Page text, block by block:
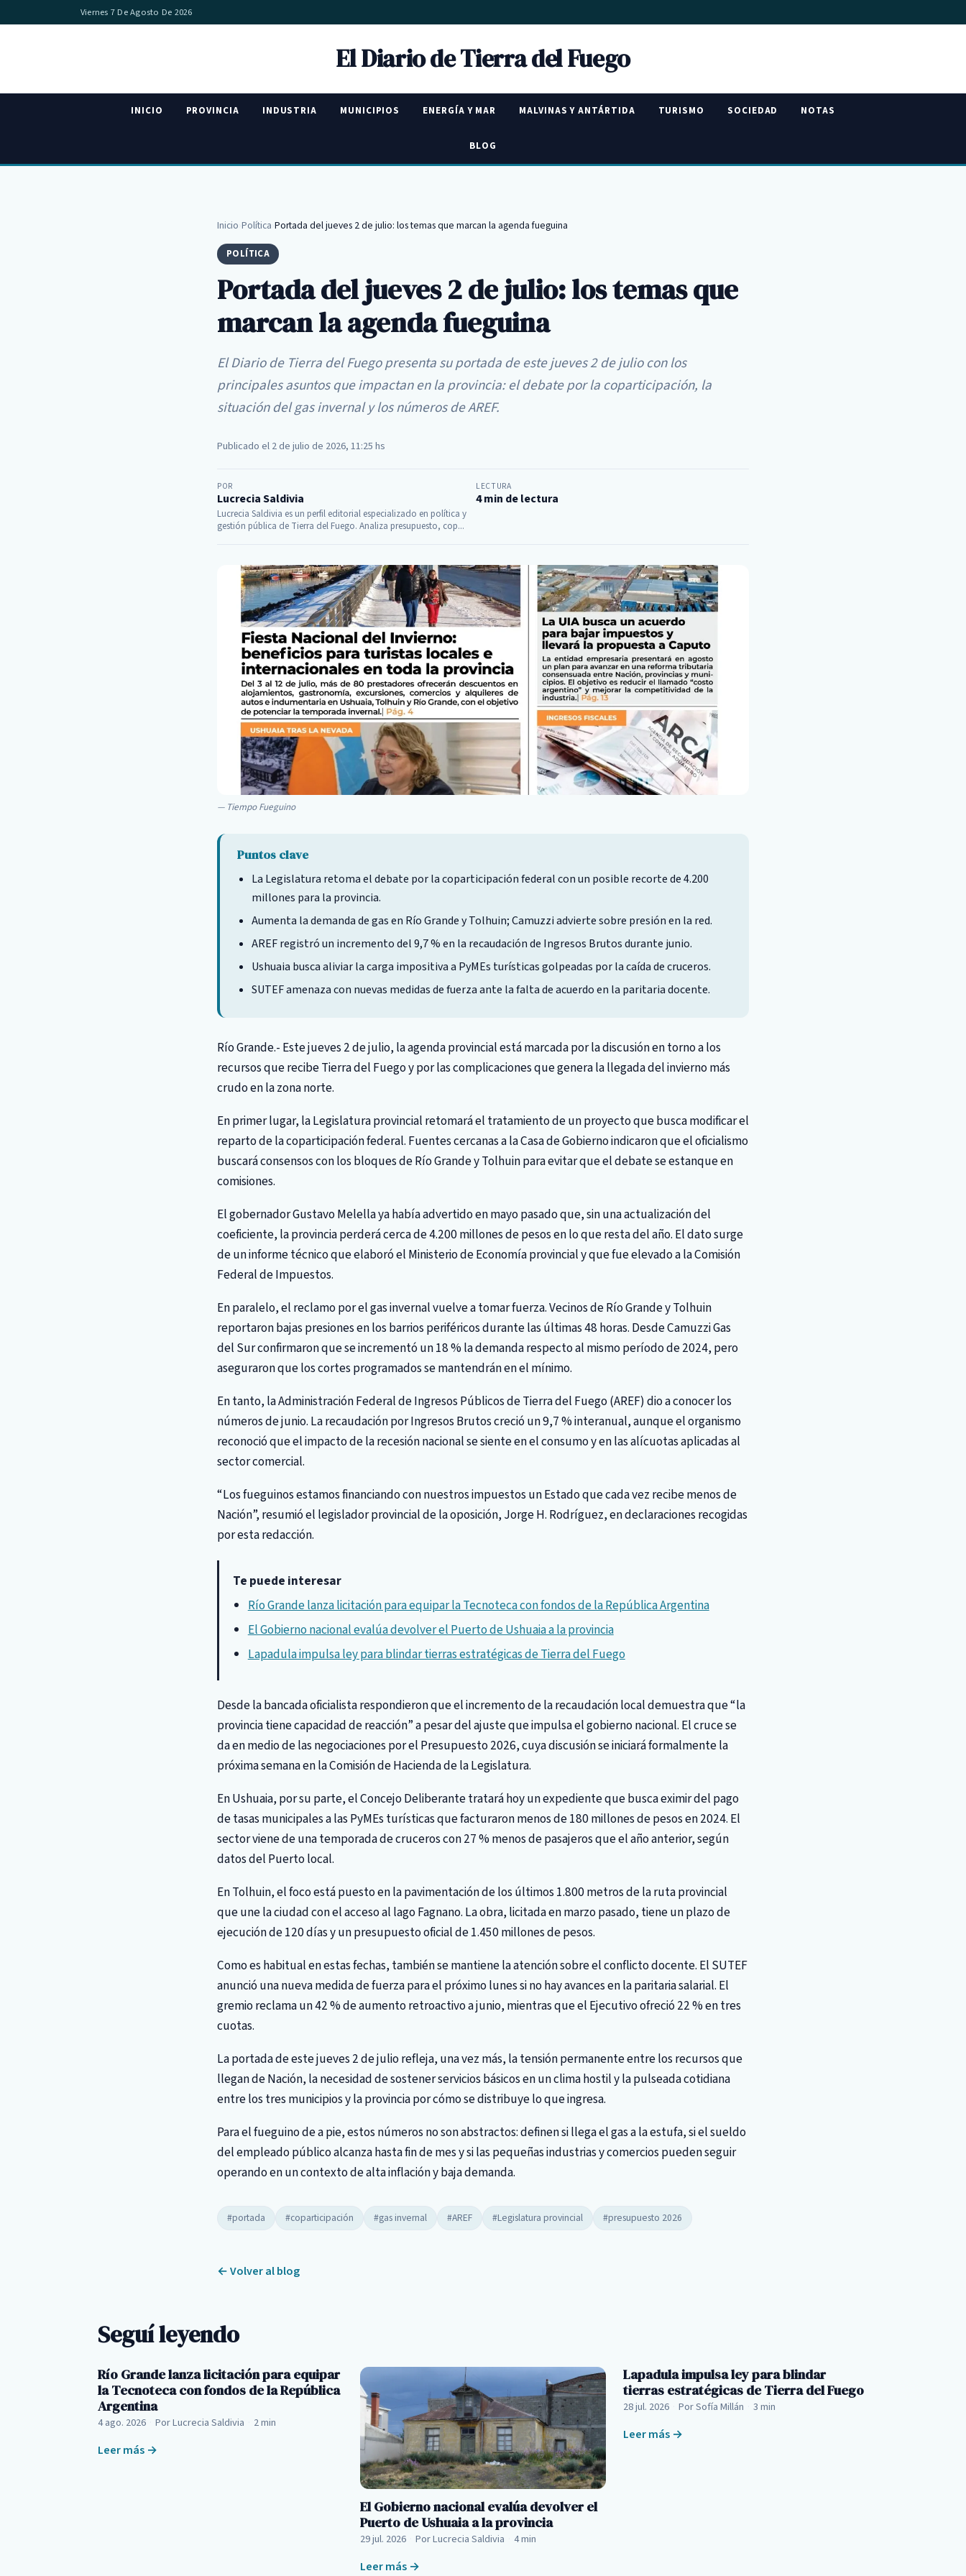
Viernes 7 De Agosto De 2026
El Diario de Tierra del Fuego
INICIO PROVINCIA INDUSTRIA MUNICIPIOS ENERGÍA Y MAR MALVINAS Y ANTÁRTIDA TURISMO SOCIEDAD NOTAS
BLOG
Inicio Política Portada del jueves 2 de julio: los temas que marcan la agenda fueguina
POLÍTICA
Portada del jueves 2 de julio: los temas que
marcan la agenda fueguina
El Diario de Tierra del Fuego presenta su portada de este jueves 2 de julio con los
principales asuntos que impactan en la provincia: el debate por la coparticipación, la
situación del gas invernal y los números de AREF.
Publicado el 2 de julio de 2026, 11:25 hs
POR
Lucrecia Saldivia
Lucrecia Saldivia es un perfil editorial especializado en política y
gestión pública de Tierra del Fuego. Analiza presupuesto, cop...
LECTURA
4 min de lectura
Tiempo Fueguino
Puntos clave
La Legislatura retoma el debate por la coparticipación federal con un posible recorte de 4.200
millones para la provincia.
Aumenta la demanda de gas en Río Grande y Tolhuin; Camuzzi advierte sobre presión en la red.
AREF registró un incremento del 9,7 % en la recaudación de Ingresos Brutos durante junio.
Ushuaia busca aliviar la carga impositiva a PyMEs turísticas golpeadas por la caída de cruceros.
SUTEF amenaza con nuevas medidas de fuerza ante la falta de acuerdo en la paritaria docente.
Río Grande.- Este jueves 2 de julio, la agenda provincial está marcada por la discusión en torno a los
recursos que recibe Tierra del Fuego y por las complicaciones que genera la llegada del invierno más
crudo en la zona norte.
En primer lugar, la Legislatura provincial retomará el tratamiento de un proyecto que busca modificar el
reparto de la coparticipación federal. Fuentes cercanas a la Casa de Gobierno indicaron que el oficialismo
buscará consensos con los bloques de Río Grande y Tolhuin para evitar que el debate se estanque en
comisiones.
El gobernador Gustavo Melella ya había advertido en mayo pasado que, sin una actualización del
coeficiente, la provincia perderá cerca de 4.200 millones de pesos en lo que resta del año. El dato surge
de un informe técnico que elaboró el Ministerio de Economía provincial y que fue elevado a la Comisión
Federal de Impuestos.
En paralelo, el reclamo por el gas invernal vuelve a tomar fuerza. Vecinos de Río Grande y Tolhuin
reportaron bajas presiones en los barrios periféricos durante las últimas 48 horas. Desde Camuzzi Gas
del Sur confirmaron que se incrementó un 18 % la demanda respecto al mismo período de 2024, pero
aseguraron que los cortes programados se mantendrán en el mínimo.
En tanto, la Administración Federal de Ingresos Públicos de Tierra del Fuego (AREF) dio a conocer los
números de junio. La recaudación por Ingresos Brutos creció un 9,7 % interanual, aunque el organismo
reconoció que el impacto de la recesión nacional se siente en el consumo y en las alícuotas aplicadas al
sector comercial.
“Los fueguinos estamos financiando con nuestros impuestos un Estado que cada vez recibe menos de
Nación”, resumió el legislador provincial de la oposición, Jorge H. Rodríguez, en declaraciones recogidas
por esta redacción.
Te puede interesar
Río Grande lanza licitación para equipar la Tecnoteca con fondos de la República Argentina
El Gobierno nacional evalúa devolver el Puerto de Ushuaia a la provincia
Lapadula impulsa ley para blindar tierras estratégicas de Tierra del Fuego
Desde la bancada oficialista respondieron que el incremento de la recaudación local demuestra que “la
provincia tiene capacidad de reacción” a pesar del ajuste que impulsa el gobierno nacional. El cruce se
da en medio de las negociaciones por el Presupuesto 2026, cuya discusión se iniciará formalmente la
próxima semana en la Comisión de Hacienda de la Legislatura.
En Ushuaia, por su parte, el Concejo Deliberante tratará hoy un expediente que busca eximir del pago
de tasas municipales a las PyMEs turísticas que facturaron menos de 180 millones de pesos en 2024. El
sector viene de una temporada de cruceros con 27 % menos de pasajeros que el año anterior, según
datos del Puerto local.
En Tolhuin, el foco está puesto en la pavimentación de los últimos 1.800 metros de la ruta provincial
que une la ciudad con el acceso al lago Fagnano. La obra, licitada en marzo pasado, tiene un plazo de
ejecución de 120 días y un presupuesto oficial de 1.450 millones de pesos.
Como es habitual en estas fechas, también se mantiene la atención sobre el conflicto docente. El SUTEF
anunció una nueva medida de fuerza para el próximo lunes si no hay avances en la paritaria salarial. El
gremio reclama un 42 % de aumento retroactivo a junio, mientras que el Ejecutivo ofreció 22 % en tres
cuotas.
La portada de este jueves 2 de julio refleja, una vez más, la tensión permanente entre los recursos que
llegan de Nación, la necesidad de sostener servicios básicos en un clima hostil y la pulseada cotidiana
entre los tres municipios y la provincia por cómo se distribuye lo que ingresa.
Para el fueguino de a pie, estos números no son abstractos: definen si llega el gas a la estufa, si el sueldo
del empleado público alcanza hasta fin de mes y si las pequeñas industrias y comercios pueden seguir
operando en un contexto de alta inflación y baja demanda.
#portada #coparticipación #gas invernal #AREF #Legislatura provincial #presupuesto 2026
← Volver al blog
Seguí leyendo
Río Grande lanza licitación para equipar
la Tecnoteca con fondos de la República
Argentina
4 ago. 2026 Por Lucrecia Saldivia 2 min
Leer más →
El Gobierno nacional evalúa devolver el
Puerto de Ushuaia a la provincia
29 jul. 2026 Por Lucrecia Saldivia 4 min
Leer más →
Lapadula impulsa ley para blindar
tierras estratégicas de Tierra del Fuego
28 jul. 2026 Por Sofía Millán 3 min
Leer más →